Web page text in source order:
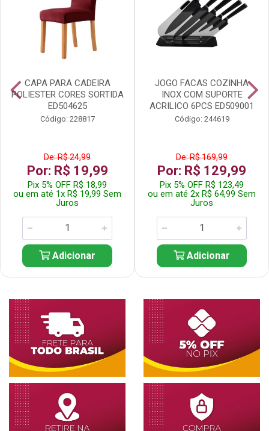
CAPA PARA CADEIRA
POLIESTER CORES SORTIDA
ED504625
Código: 228817
De: R$ 24,99
Por: R$ 19,99
Pix 5% OFF R$ 18,99
ou em até 1x R$ 19,99 Sem
Juros
Adicionar
JOGO FACAS COZINHA
INOX COM SUPORTE
ACRILICO 6PCS ED509001
Código: 244619
De: R$ 169,99
Por: R$ 129,99
Pix 5% OFF R$ 123,49
ou em até 2x R$ 64,99 Sem
Juros
Adicionar